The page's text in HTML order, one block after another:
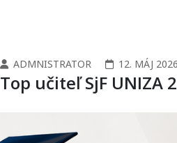
ADMNISTRATOR 12. MÁJ 2026
Top učiteľ SjF UNIZA